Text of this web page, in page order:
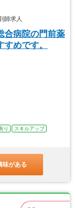
師求人
合病院の門前薬
めです。
り
スキルアップ
味がある